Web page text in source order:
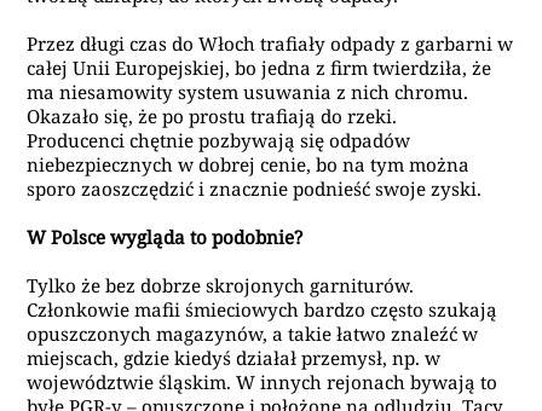
Przez długi czas do Włoch trafiały odpady z garbarni w
całej Unii Europejskiej, bo jedna z firmtwierdziła, że
ma niesamowity system usuwaniaz nich chromu.
Okazało się, że po prostu trafiają do rzeki.
Producenci chętnie pozbywają się odpadów
niebezpiecznych w dobrej cenie, bo na tym można
sporo zaoszczędzić i znacznie podnieść swoje zyski.
W Polsce wygląda to podobnie?
Tylko że bez dobrze skrojonych garniturów.
Członkowie mafii śmieciowych bardzo często szukają
opuszczonych magazynów, a takie łatwo znaleźć w
miejscach, gdzie kiedyś działał przemysł, np. w
województwie śląskim. W innych rejonach bywają to
byłe PGR-y – opuszczone i położone na odludziu. Tacy